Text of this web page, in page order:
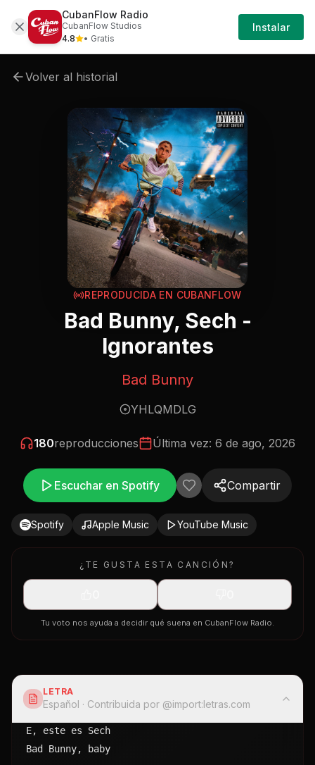
Cancion Bad-bunny-bad-bunny-sech-
Iniciar
Sesión
Volver al historial
REPRODUCIDA EN CUBANFLOW
Bad Bunny, Sech -
Ignorantes
Bad Bunny
YHLQMDLG
180reproducciones Última vez: 6 de ago, 2026
Escuchar en Spotify Compartir
Spotify Apple Music YouTube Music
¿TE GUSTA ESTA CANCIÓN?
Tu voto nos ayuda a decidir qué suena en CubanFlow Radio.
LETRA
Español · Contribuida por @import:letras.com
E, este es Sech
Bad Bunny, baby
CubanFlow Radio
CubanFlow Studios
4.8
• Gratis
Instalar